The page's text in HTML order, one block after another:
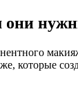
они
которые